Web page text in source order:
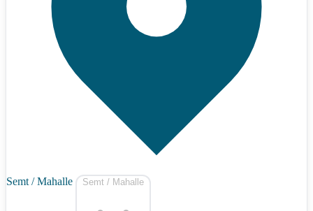
Semt / Mahalle Semt / Mahalle